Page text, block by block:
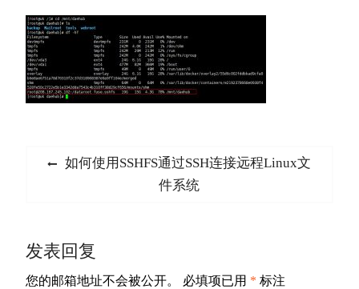
Previous
如何使用SSHFS通过SSH连接远程Linux文
件系统
发表回复
您的邮箱地址不会被公开。 必填项已用 * 标注